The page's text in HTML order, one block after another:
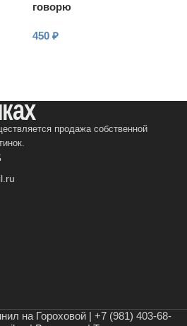
говорю
450 ₽
продажа собственной
на Гороховой | +7 (981) 403-68-